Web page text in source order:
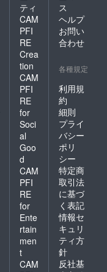
ティ
CAM
PFI
RE
Crea
tion
CAM
PFI
RE
for
Soci
al
Goo
d
CAM
PFI
RE
for
Ente
rtain
men
t
CAM
ス
ヘルプ
お問い
合わせ
各種規定
利用規
約
細則
プライ
バシー
ポリ
シー
特定商
取引法
に基づ
く表記
情報セ
キュリ
ティ方
針
反社基